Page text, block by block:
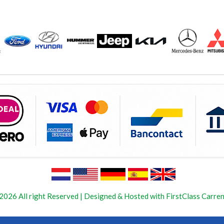
All right Reserved | Designed & Hosted with FirstClass